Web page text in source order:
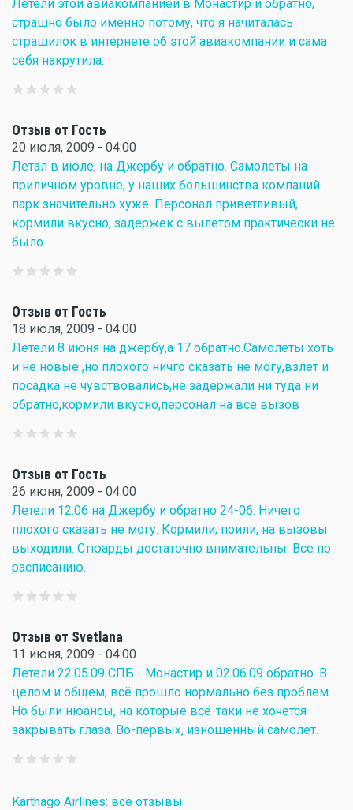
Летели этой авиакомпанией в Монастир и обратно,
страшно было именно потому, что я начиталась
страшилок в интернете об этой авиакомпании и сама
себя накрутила.
Отзыв от Гость
20 июля, 2009 - 04:00
Летал в июле, на Джербу и обратно. Самолеты на
приличном уровне, у наших большинства компаний
парк значительно хуже. Персонал приветливый,
кормили вкусно, задержек с вылетом практически не
было.
Отзыв от Гость
18 июля, 2009 - 04:00
Летели 8 июня на джербу,а 17 обратно.Самолеты хоть
и не новые ,но плохого ничго сказать не могу,взлет и
посадка не чувствовались,не задержали ни туда ни
обратно,кормили вкусно,персонал на все вызов
Отзыв от Гость
26 июня, 2009 - 04:00
Летели 12.06 на Джербу и обратно 24-06. Ничего
плохого сказать не могу. Кормили, поили, на вызовы
выходили. Стюарды достаточно внимательны. Все по
расписанию.
Отзыв от Svetlana
11 июня, 2009 - 04:00
Летели 22.05.09 СПБ - Монастир и 02.06.09 обратно. В
целом и общем, всё прошло нормально без проблем.
Но были нюансы, на которые всё-таки не хочется
закрывать глаза. Во-первых, изношенный самолет.
Karthago Airlines: все отзывы